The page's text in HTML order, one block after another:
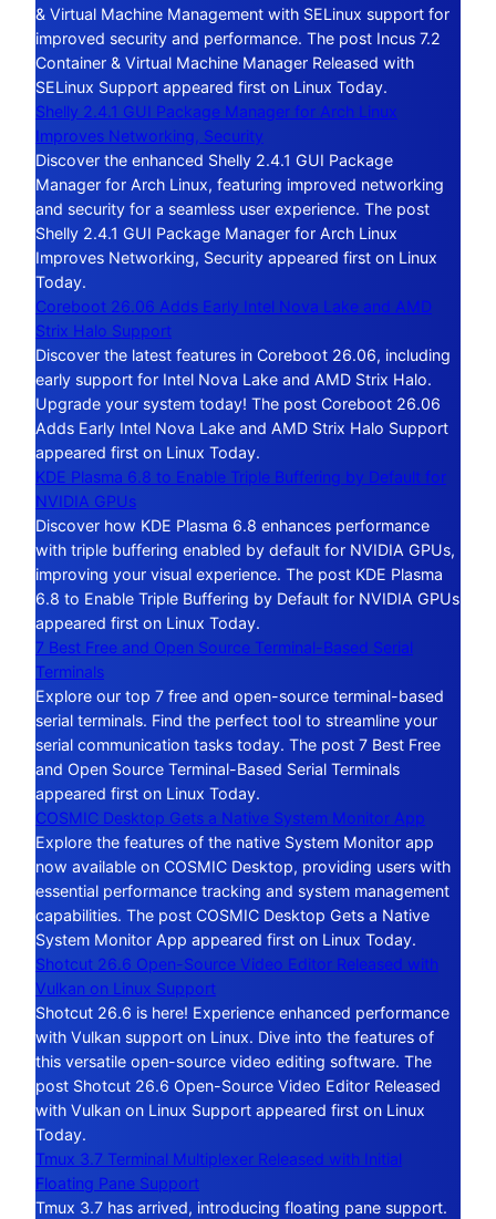
& Virtual Machine Management with SELinux support for
improved security and performance. The post Incus 7.2
Container & Virtual Machine Manager Released with
SELinux Support appeared first on Linux Today.
Shelly 2.4.1 GUI Package Manager for Arch Linux
Improves Networking, Security
Discover the enhanced Shelly 2.4.1 GUI Package
Manager for Arch Linux, featuring improved networking
and security for a seamless user experience. The post
Shelly 2.4.1 GUI Package Manager for Arch Linux
Improves Networking, Security appeared first on Linux
Today.
Coreboot 26.06 Adds Early Intel Nova Lake and AMD
Strix Halo Support
Discover the latest features in Coreboot 26.06, including
early support for Intel Nova Lake and AMD Strix Halo.
Upgrade your system today! The post Coreboot 26.06
Adds Early Intel Nova Lake and AMD Strix Halo Support
appeared first on Linux Today.
KDE Plasma 6.8 to Enable Triple Buffering by Default for
NVIDIA GPUs
Discover how KDE Plasma 6.8 enhances performance
with triple buffering enabled by default for NVIDIA GPUs,
improving your visual experience. The post KDE Plasma
6.8 to Enable Triple Buffering by Default for NVIDIA GPUs
appeared first on Linux Today.
7 Best Free and Open Source Terminal-Based Serial
Terminals
Explore our top 7 free and open-source terminal-based
serial terminals. Find the perfect tool to streamline your
serial communication tasks today. The post 7 Best Free
and Open Source Terminal-Based Serial Terminals
appeared first on Linux Today.
COSMIC Desktop Gets a Native System Monitor App
Explore the features of the native System Monitor app
now available on COSMIC Desktop, providing users with
essential performance tracking and system management
capabilities. The post COSMIC Desktop Gets a Native
System Monitor App appeared first on Linux Today.
Shotcut 26.6 Open-Source Video Editor Released with
Vulkan on Linux Support
Shotcut 26.6 is here! Experience enhanced performance
with Vulkan support on Linux. Dive into the features of
this versatile open-source video editing software. The
post Shotcut 26.6 Open-Source Video Editor Released
with Vulkan on Linux Support appeared first on Linux
Today.
Tmux 3.7 Terminal Multiplexer Released with Initial
Floating Pane Support
Tmux 3.7 has arrived, introducing floating pane support.